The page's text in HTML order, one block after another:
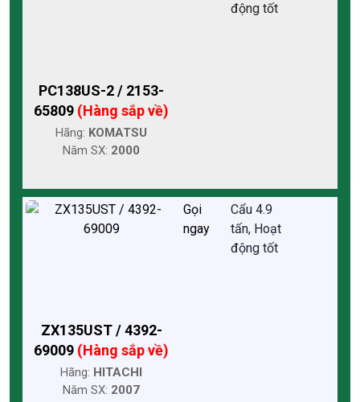
PC138US-2 / 2153-
65809 (Hàng sắp về)
Hãng: KOMATSU
Năm SX: 2000
động tốt
ZX135UST / 4392-
69009 (Hàng sắp về)
Hãng: HITACHI
Năm SX: 2007
Gọi
ngay
Cẩu 4.9
tấn, Hoạt
động tốt